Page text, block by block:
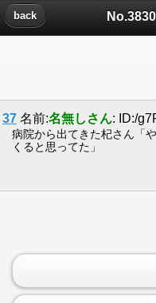
back
37 名前:名無しさん: ID:/
病院から出てきた杞さん「
くると思ってた」